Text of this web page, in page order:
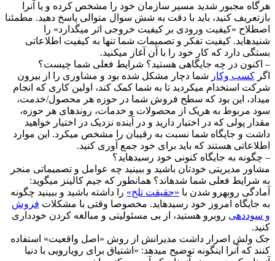
مجبور شدید مسیر سازمان خود را مشخص کرده و یا آنرا
کنید، باید با دقت به شش سوال متوالی پاسخ دهید. مطمئنا
«کیفیت ورودی بر کیفیت خروجی اثر میگذارد» را
کیفیت تفکر و تصمیمات شما تنها به کیفیت اطلاعاتی
دارد که کار خود را با آن آغاز میکنید.
اکنون در چه جایگاهی هستید؟ شرایط فعلی شما چیست؟
کسب وکارشما دچار مشکل شده بود و مشاوری را از بیرون
استخدام میکردید تا به شما کمک کند، اولین کاری که انجام
این بود که سطح فروش شما در حوزه هر محصول/خدمت،
مربوط به هریک از محصولات و خدمات، روندهای هر حوزه،
پولی که در اختیار دارید و در آینده نزدیک در اختیار خواهید
و جایگاه شما نسبت به رقیبان را مشخص میکرد. این موارد
هستند که باید برای خود جمع آوری کنید.
چگونه به جایگاه کنونی خود رسیدهاید؟
مدیریتی خودتان باشید و ببینید چه عوامل و تصمیماتی منجر
شرایط فعلی شما شدهاند؟ همانطور که جیم کالینز میگوید:
روبهرو شدن با«حقیقت تلخ»را داشته باشید و ببینید چگونه
جایگاه امروز خود رسیدهاید. مخصوصا وقتی با مشکلاتفروش
سوددهیروبرو هستید، از بی مسئولیتی و مبالغه کردن خودداری
ولش اصرار داشت مدیرانش از روش «اصل واقعیت» استفاده
که آنرا اینگونه توضیح میدهد: «اشتیاق برای رویارویی با دنیا